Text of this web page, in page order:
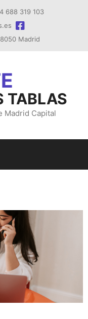
688 319 103
Madrid
TABLAS
Madrid Capital